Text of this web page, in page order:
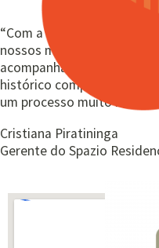
“Com a tecnologia da
nossos moradores ficam
acompanhar cada detalhe
histórico completo é
um processo muito mais
Cristiana Piratininga
Gerente do Spazio